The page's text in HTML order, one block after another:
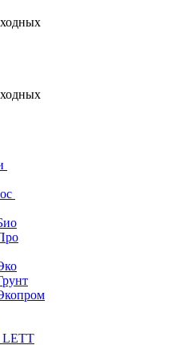
LETT